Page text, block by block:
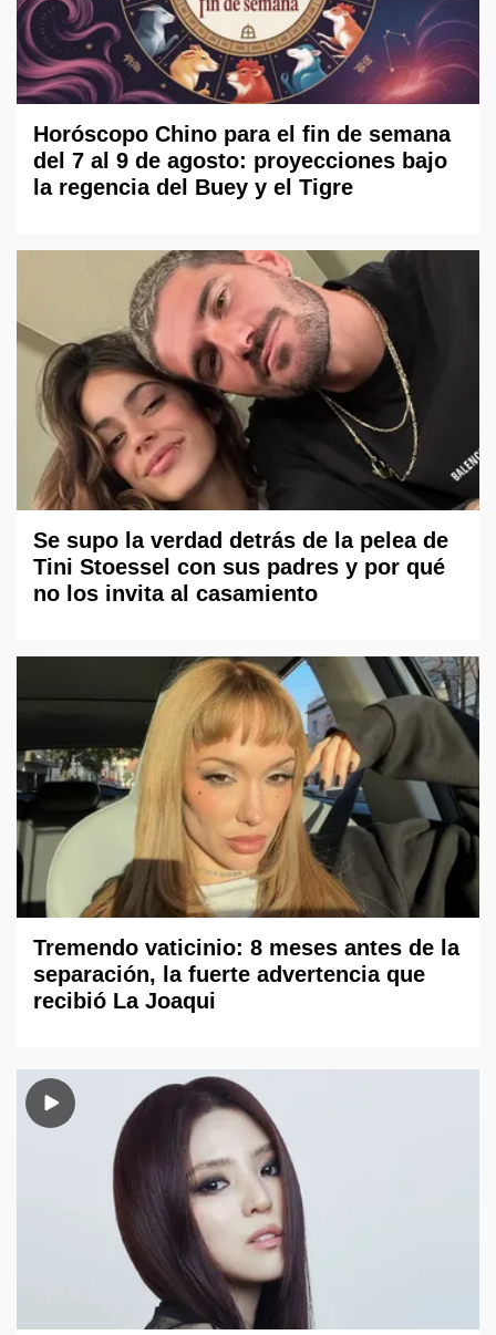
Horóscopo Chino para el fin de semana
del 7 al 9 de agosto: proyecciones bajo
la regencia del Buey y el Tigre
Se supo la verdad detrás de la pelea de
Tini Stoessel con sus padres y por qué
no los invita al casamiento
Tremendo vaticinio: 8 meses antes de la
separación, la fuerte advertencia que
recibió La Joaqui